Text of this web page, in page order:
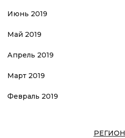
Июнь 2019
Май 2019
Апрель 2019
Март 2019
Февраль 2019
РЕГИОН